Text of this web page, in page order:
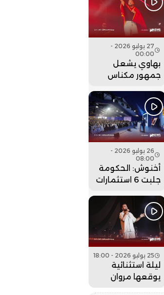
27 يوليو 2026 -
00:00
بهاوي يشعل
جمهور مكناس
عيساوة.. فيديو
26 يوليو 2026 -
08:00
أخنوش: الحكومة
جلبت 6 استثمارات
وادي الذهب
25 يوليو 2026 - 18:00
ليلة استثنائية
يوقعها مروان